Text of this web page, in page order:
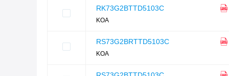
RK73G2BTTD5103C
KOA
RS73G2BRTTD5103C
KOA